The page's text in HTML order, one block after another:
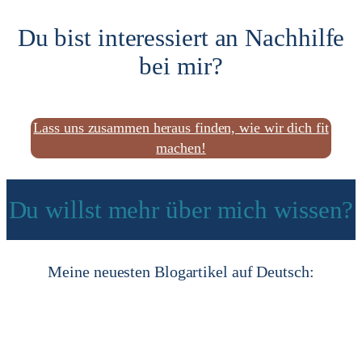
Du bist interessiert an Nachhilfe
bei mir?
Lass uns zusammen heraus finden, wie wir dich fit
machen!
Du willst mehr über mich wissen?
Meine neuesten Blogartikel auf Deutsch: